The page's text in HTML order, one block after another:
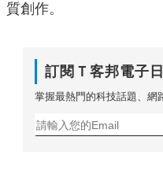
質創作。
訂閱Ｔ客邦電子
掌握最熱門的科技話題、網